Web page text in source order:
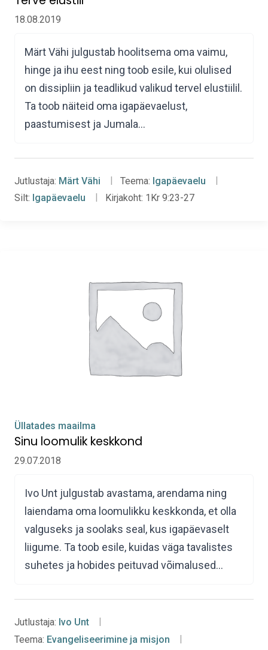
18.08.2019
Märt Vähi julgustab hoolitsema oma vaimu,
hinge ja ihu eest ning toob esile, kui olulised
on dissipliin ja teadlikud valikud tervel elustiilil.
Ta toob näiteid oma igapäevaelust,
paastumisest ja Jumala…
Jutlustaja: Märt Vähi Teema: Igapäevaelu
Silt: Igapäevaelu Kirjakoht: 1Kr 9:23-27
Üllatades maailma
Sinu loomulik keskkond
29.07.2018
Ivo Unt julgustab avastama, arendama ning
laiendama oma loomulikku keskkonda, et olla
valguseks ja soolaks seal, kus igapäevaselt
liigume. Ta toob esile, kuidas väga tavalistes
suhetes ja hobides peituvad võimalused…
Jutlustaja: Ivo Unt
Teema: Evangeliseerimine ja misjon